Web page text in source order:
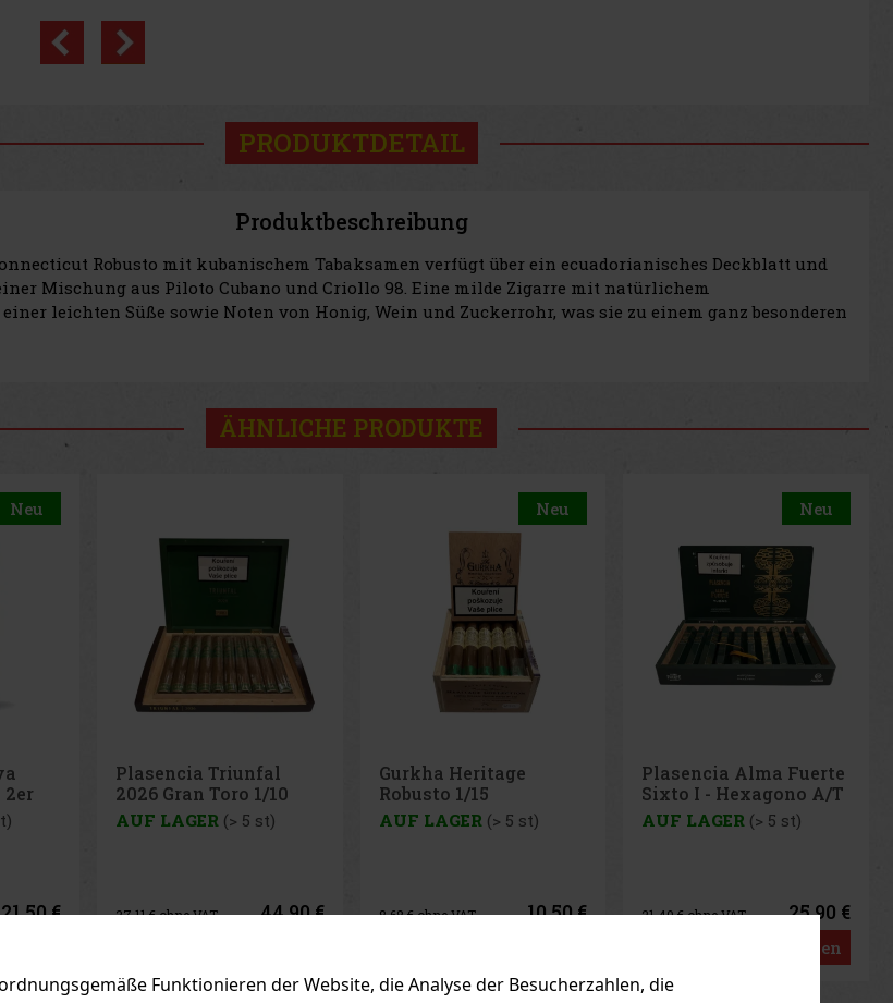
Funktionieren der Website, die Analyse der Besucherzahlen, die
PRODUKTDETAIL
Produktbeschreibung
Robusto mit kubanischem Tabaksamen verfügt über ein ecuadorianisches Deckblatt und
Mischung aus Piloto Cubano und Criollo 98. Eine milde Zigarre mit natürlichem
leichten Süße sowie Noten von Honig, Wein und Zuckerrohr, was sie zu einem ganz besonderen
ÄHNLICHE PRODUKTE
10
44.90 €
Gurkha Heritage
Robusto 1/15
AUF LAGER(> 5 st)
8.68€ ohne VAT 10.50 €
Neu
Plasencia Alma Fuerte
Sixto I - Hexagono A/T
1/10
AUF LAGER(> 5 st)
21.40€ ohne VAT 25.90 €